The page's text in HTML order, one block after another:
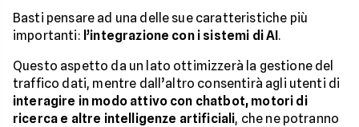
Basti pensare ad una delle sue caratteristiche più
importanti: l’integrazione con i sistemi di AI.
Questo aspetto da un lato ottimizzerà la gestione del
traffico dati, mentre dall’altro consentirà agli utenti di
interagire in modo attivo con chatbot, motori di
ricerca e altre intelligenze artificiali, che ne potranno